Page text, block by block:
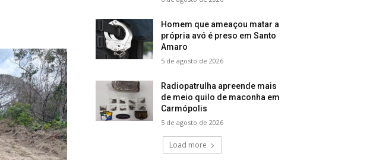
Homem que ameaçou matar a
própria avó é preso em Santo
Amaro
5 de agosto de 2026
Radiopatrulha apreende mais
de meio quilo de maconha em
Carmópolis
5 de agosto de 2026
Load more